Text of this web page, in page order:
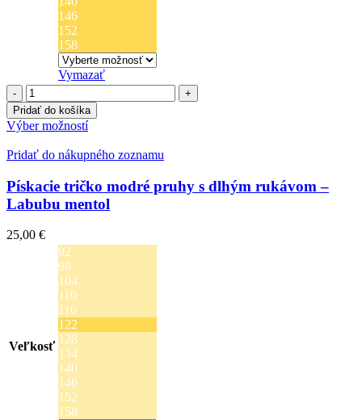
146
152
158
Vymazať
množstvo
Pískacie
tričko
svetlomodré
pruhy
s
dlhým
rukávom
-
mentol
Pridať do košíka
Výber možnostíTento
má
variantov.
Možnosti
si
Pridať do nákupného zoznamu
Pískacie tričko modré pruhy s dlhým rukávom –
Labubu mentol
25,00 €
Veľkosť
92
98
104
110
116
122
128
134
140
146
152
158